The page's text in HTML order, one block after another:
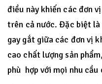
điều này khiến các đơn
trên cả nước. Đặc biệt là
gay gắt giữa các đơn vị
cao chất lượng sản
phù hợp với mọi nhu